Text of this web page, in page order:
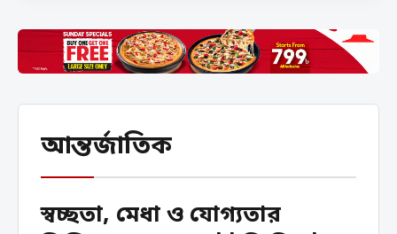
আন্তর্জাতিক
স্বচ্ছতা, মেধা ও যোগ্যতার